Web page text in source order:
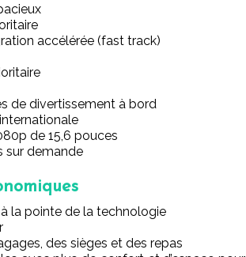
accélérée (fast track)
de divertissement à bord
de 15,6 pouces
sur demande
la pointe de la technologie
des sièges et des repas